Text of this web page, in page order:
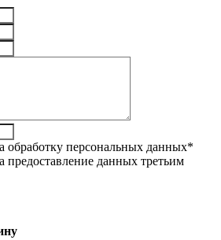
обработку персональных данных*
предоставление данных третьим